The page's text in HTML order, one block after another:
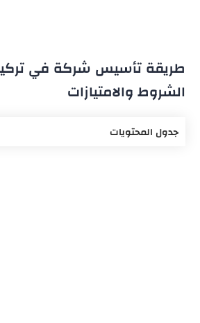
طريقة تأسيس شركة في
الشروط والامتيازات
جدول المحتويات